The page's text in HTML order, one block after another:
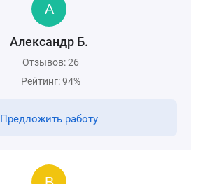
Александр Б.
Отзывов: 26
Рейтинг: 94%
Предложить работу